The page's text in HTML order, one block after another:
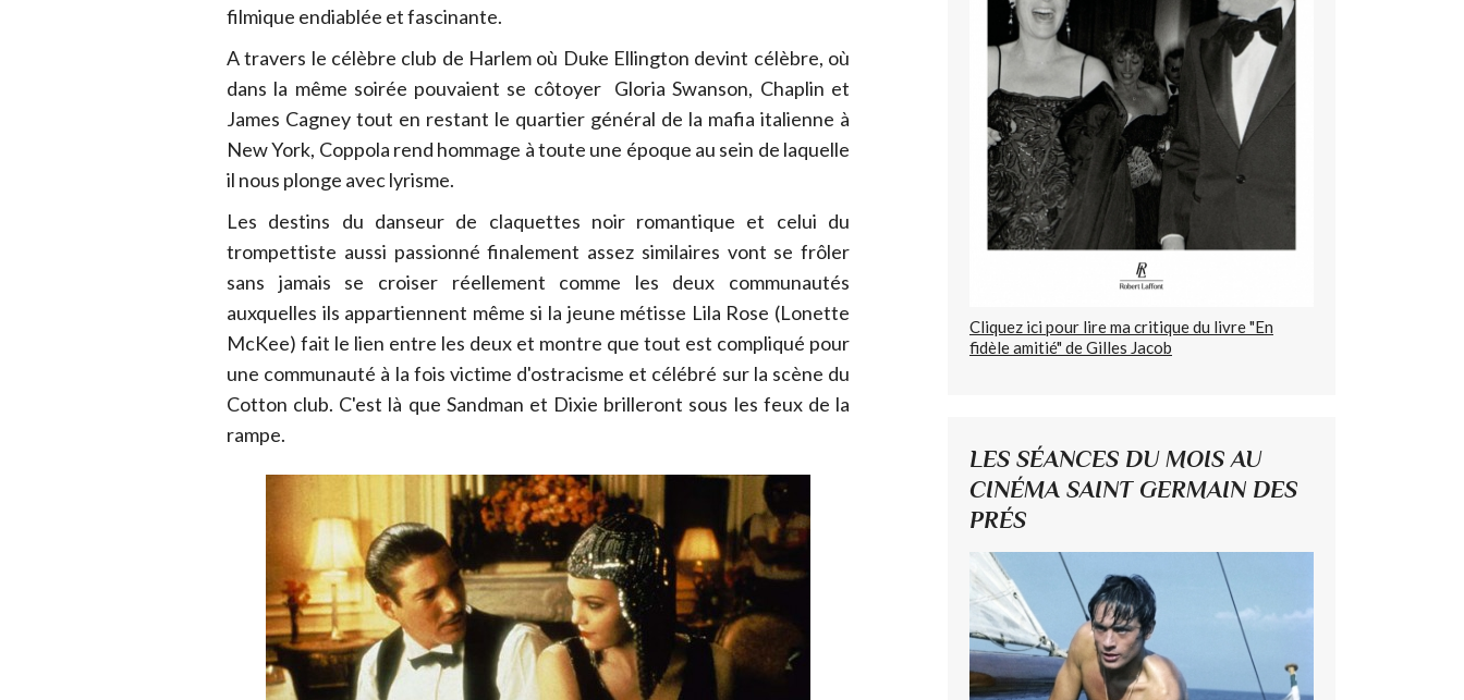
filmique endiablée et fascinante.
A travers le célèbre club de Harlem où Duke Ellington devint célèbre, où
dans la même soirée pouvaient se côtoyer Gloria Swanson, Chaplin et
James Cagney tout en restant le quartier général de la mafia italienne à
New York, Coppola rend hommage à toute une époque au sein de laquelle
il nous plonge avec lyrisme.
Les destins du danseur de claquettes noir romantique et celui du
trompettiste aussi passionné finalement assez similaires vont se frôler
sans jamais se croiser réellement comme les deux communautés
auxquelles ils appartiennent même si la jeune métisse Lila Rose (Lonette
McKee) fait le lien entre les deux et montre que tout est compliqué pour
une communauté à la fois victime d'ostracisme et célébré sur la scène du
Cotton club. C'est là que Sandman et Dixie brilleront sous les feux de la
rampe.
Cliquez ici pour lire ma critique du livre "En
fidèle amitié" de Gilles Jacob
LES SÉANCES DU MOIS AU
CINÉMA SAINT GERMAIN DES
PRÉS